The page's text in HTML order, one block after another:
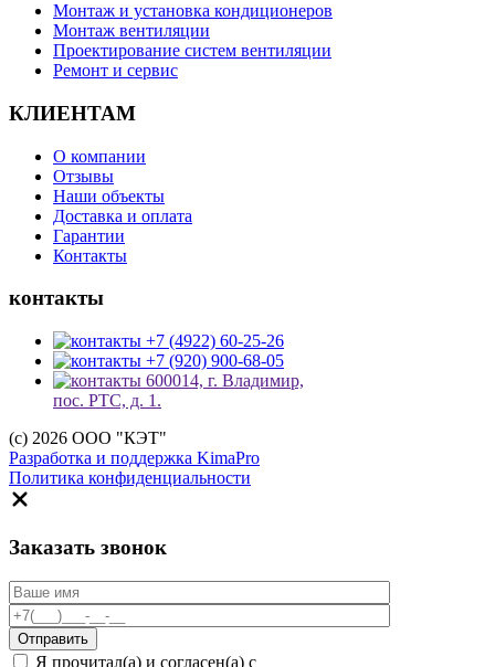
Монтаж и установка кондиционеров
Монтаж вентиляции
Проектирование систем вентиляции
Ремонт и сервис
КЛИЕНТАМ
О компании
Отзывы
Наши объекты
Доставка и оплата
Гарантии
Контакты
контакты
+7 (4922) 60-25-26
+7 (920) 900-68-05
600014, г. Владимир,
пос. РТС, д. 1.
(c) 2026 ООО "КЭТ"
Разработка и поддержка KimaPro
Политика конфиденциальности
Заказать звонок
Я прочитал(а) и согласен(а) с